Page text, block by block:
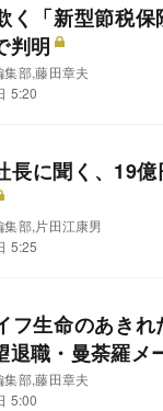
く「新型節税
判明
部,藤田章夫
5:20
長に聞く、19
部,片田江康男
5:25
フ生命のあき
退職・曼荼羅メ
部,藤田章夫
5:00